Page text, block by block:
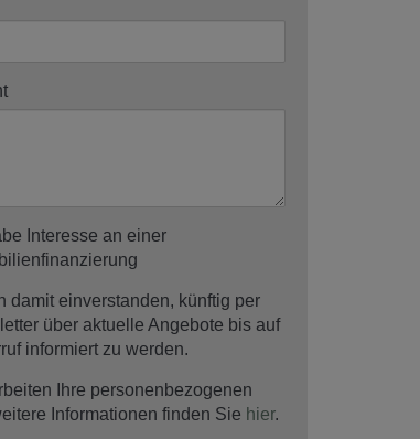
Interesse an einer
damit einverstanden, künftig per
über aktuelle Angebote bis auf
informiert zu werden.
Ihre personenbezogenen
Informationen finden Sie hier.